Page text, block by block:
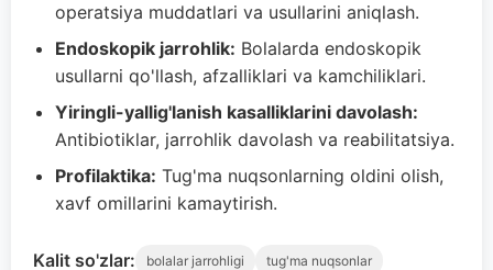
operatsiya muddatlari va usullarini aniqlash.
Endoskopik jarrohlik: Bolalarda endoskopik
usullarni qo'llash, afzalliklari va kamchiliklari.
Yiringli-yallig'lanish kasalliklarini davolash:
Antibiotiklar, jarrohlik davolash va reabilitatsiya.
Profilaktika: Tug'ma nuqsonlarning oldini olish,
xavf omillarini kamaytirish.
Kalit so'zlar: bolalar jarrohligi
tug'ma nuqsonlar